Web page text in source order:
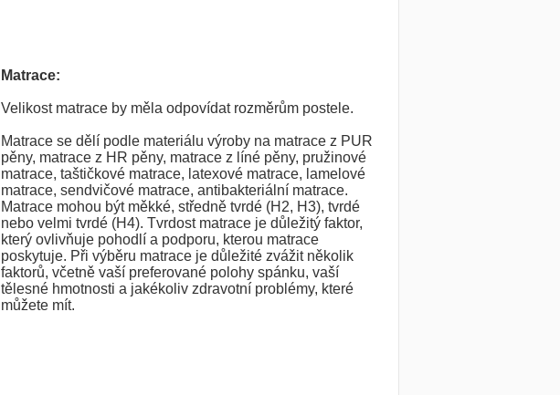
Matrace:
Velikost matrace by měla odpovídat rozměrům postele.
Matrace se dělí podle materiálu výroby na matrace z PUR
pěny, matrace z HR pěny, matrace z líné pěny, pružinové
matrace, taštičkové matrace, latexové matrace, lamelové
matrace, sendvičové matrace, antibakteriální matrace.
Matrace mohou být měkké, středně tvrdé (H2, H3), tvrdé
nebo velmi tvrdé (H4). Tvrdost matrace je důležitý faktor,
který ovlivňuje pohodlí a podporu, kterou matrace
poskytuje. Při výběru matrace je důležité zvážit několik
faktorů, včetně vaší preferované polohy spánku, vaší
tělesné hmotnosti a jakékoliv zdravotní problémy, které
můžete mít.